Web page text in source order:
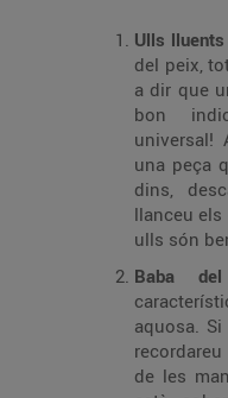
Ulls
del peix,
a dir que
bon
una peça
dins,
llanceu
ulls són
Baba
aquosa.
de les